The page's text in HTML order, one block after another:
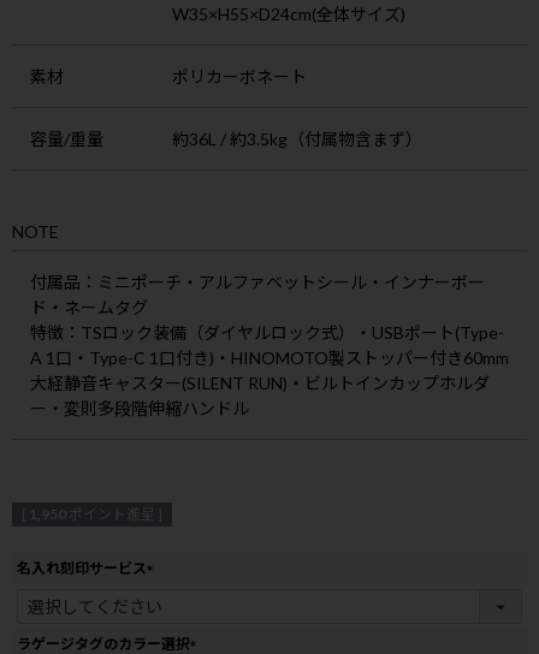
W35×H55×D24cm(全体サイズ)
素材 ポリカーボネート
容量/重量 約36L / 約3.5kg（付属物含まず）
NOTE
付属品 ：ミニポーチ・アルファベットシール・インナーボー
ド・ネームタグ
特徴 ：TSロック装備（ダイヤルロック式）・USBポート(Type-
A 1口・Type-C 1口付き)・HINOMOTO製ストッパー付き60mm
大経静音キャスター(SILENT RUN)・ビルトインカップホルダ
ー・変則多段階伸縮ハンドル
[ 1,950 ポイント進呈 ]
名入れ刻印サービス
必
須
ラゲージタグのカラー選択